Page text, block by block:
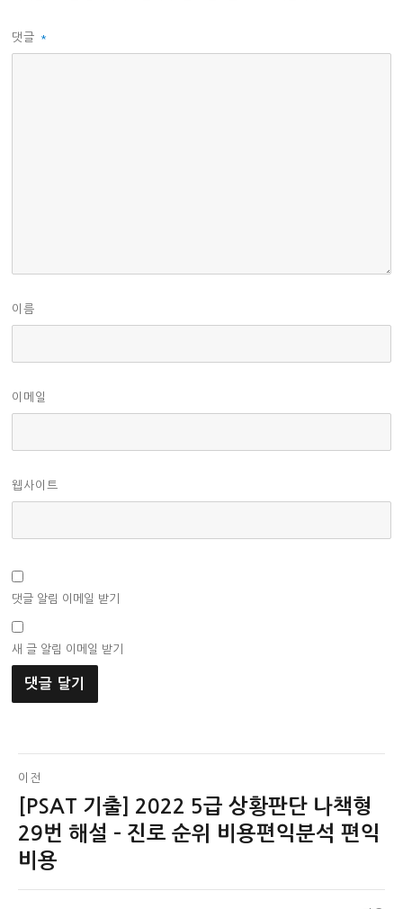
댓글 *
이름
이메일
웹사이트
댓글 알림 이메일 받기
새 글 알림 이메일 받기
글
탐
색
이전
이
전
글:
[PSAT 기출] 2022 5급 상황판단 나책형
29번 해설 – 진로 순위 비용편익분석 편익
비용